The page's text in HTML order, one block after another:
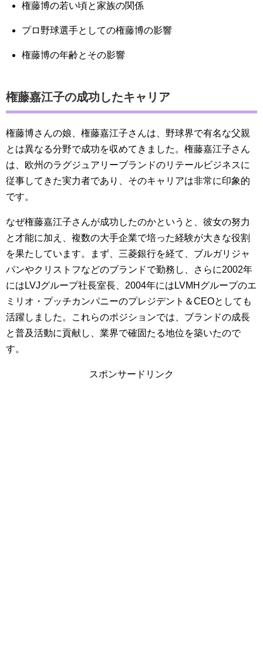
権藤博の若い頃と家族の関係
プロ野球選手としての権藤博の影響
権藤博の年齢とその影響
権藤嘉江子の成功したキャリア
権藤博さんの娘、権藤嘉江子さんは、野球界で有名な父親
とは異なる分野で成功を収めてきました。権藤嘉江子さん
は、欧州のラグジュアリーブランドのリテールビジネスに
従事してきた実力者であり、そのキャリアは非常に印象的
です。
なぜ権藤嘉江子さんが成功したのかというと、彼女の努力
と才能に加え、複数の大手企業で培った経験が大きな役割
を果たしています。まず、三菱銀行を経て、ブルガリジャ
パンやクリストフなどのブランドで勤務し、さらに2002年
にはLVJグループ社長室長、2004年にはLVMHグループのエ
ミリオ・プッチカンパニーのプレジデント＆CEOとしても
活躍しました。これらのポジションでは、ブランドの成長
と普及活動に貢献し、業界で確固たる地位を築いたので
す。
スポンサードリンク